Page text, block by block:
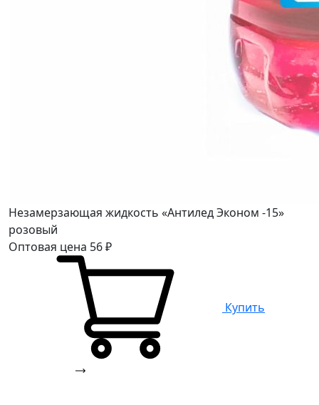
Незамерзающая жидкость «Антилед Эконом -15»
розовый
Оптовая цена 56₽
Купить